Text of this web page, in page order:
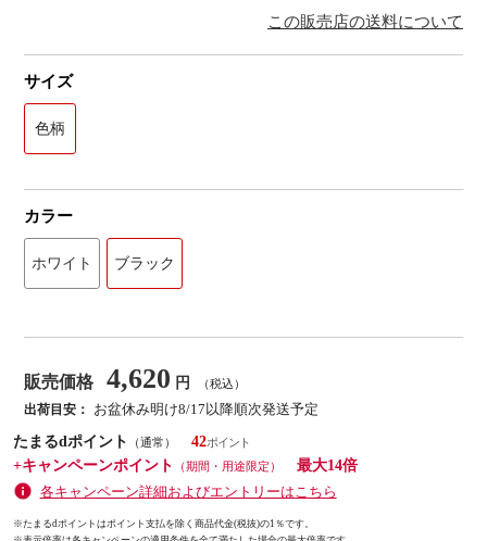
この販売店の送料について
サイズ
色柄
カラー
ホワイト ブラック
販売価格 4,620 円 （税込）
出荷目安：
お盆休み明け8/17以降順次発送予定
たまるdポイント
（通常）
42
+キャンペーンポイント
（期間・用途限定）
最大14倍
各キャンペーン詳細およびエントリーはこちら
※たまるdポイントはポイント支払を除く商品代金(税抜)の1％です。